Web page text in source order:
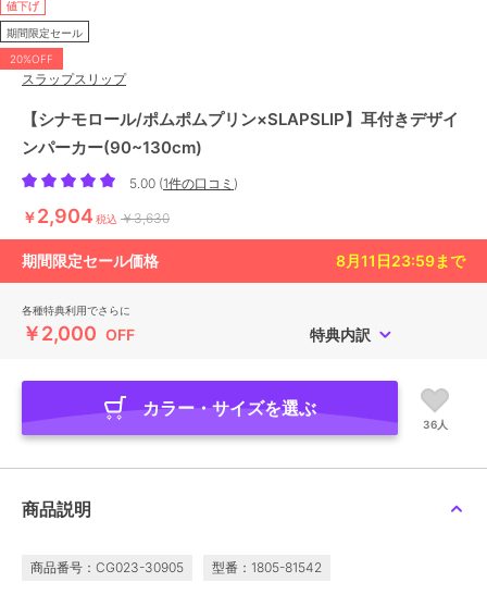
値下げ
期間限定セール
20%OFF
スラップスリップ
【シナモロール/ポムポムプリン×SLAPSLIP】耳付きデザイ
ンパーカー(90~130cm)
5.00 (1件の口コミ )
￥2,904 税込 ￥3,630
期間限定セール価格 8月11日23:59まで
各種特典利用でさらに
￥2,000 OFF 特典内訳
カラー・サイズを選ぶ
36人
商品説明
商品番号：CG023-30905 型番：1805-81542